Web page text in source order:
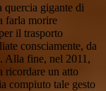
quercia gigante di
farla morire
il trasporto
consciamente, da
Alla fine, nel 2011,
ricordare un atto
compiuto tale gesto